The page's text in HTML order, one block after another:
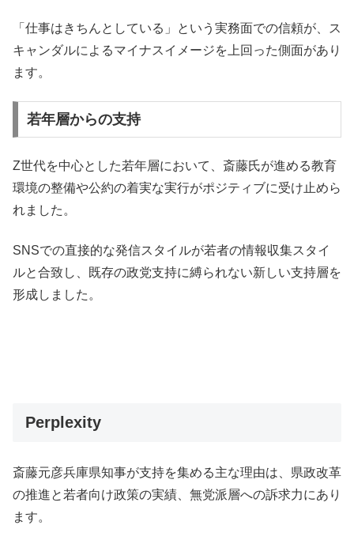
「仕事はきちんとしている」という実務面での信頼が、ス
キャンダルによるマイナスイメージを上回った側面があり
ます。
若年層からの支持
Z世代を中心とした若年層において、斎藤氏が進める教育
環境の整備や公約の着実な実行がポジティブに受け止めら
れました。
SNSでの直接的な発信スタイルが若者の情報収集スタイ
ルと合致し、既存の政党支持に縛られない新しい支持層を
形成しました。
Perplexity
斎藤元彦兵庫県知事が支持を集める主な理由は、県政改革
の推進と若者向け政策の実績、無党派層への訴求力にあり
ます。